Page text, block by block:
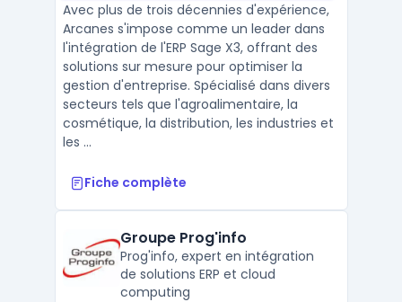
Avec plus de trois décennies d'expérience,
Arcanes s'impose comme un leader dans
l'intégration de l'ERP Sage X3, offrant des
solutions sur mesure pour optimiser la
gestion d'entreprise. Spécialisé dans divers
secteurs tels que l'agroalimentaire, la
cosmétique, la distribution, les industries et
les ...
Fiche complète
Groupe Prog'info
Prog'info, expert en intégration
de solutions ERP et cloud
computing